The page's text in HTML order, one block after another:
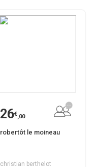
26€,00
robertôt le moineau
christian berthelot